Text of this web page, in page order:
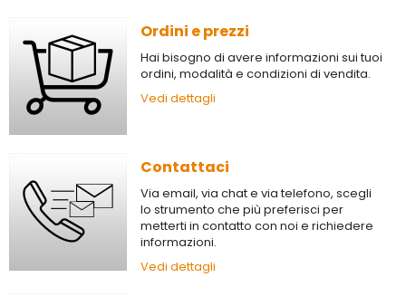
Ordini e prezzi
Hai bisogno di avere informazioni sui tuoi
ordini, modalità e condizioni di vendita.
Vedi dettagli
Contattaci
Via email, via chat e via telefono, scegli
lo strumento che più preferisci per
metterti in contatto con noi e richiedere
informazioni.
Vedi dettagli